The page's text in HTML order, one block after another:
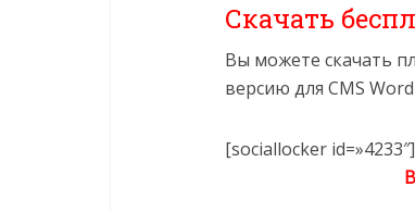
Скачать
Вы можете скачать
версию для CMS
[sociallocker id=»4233″]